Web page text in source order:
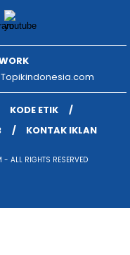
Topikindonesia.com
KODE ETIK
KONTAK IKLAN
ALL RIGHTS RESERVED